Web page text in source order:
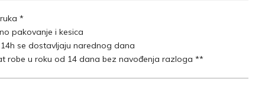
*
pakovanje i kesica
se dostavljaju narednog dana
robe u roku od 14 dana bez navođenja razloga **